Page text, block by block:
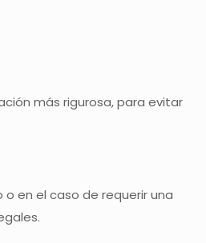
más rigurosa, para evitar
en el caso de requerir una